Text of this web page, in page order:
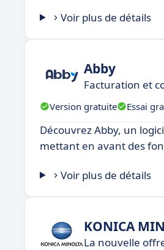
Voir plus de détails
Abby
Facturation et
Version gratuite Essai
Découvrez Abby, un
mettant en avant des
Voir plus de détails
KONICA
La nouvelle